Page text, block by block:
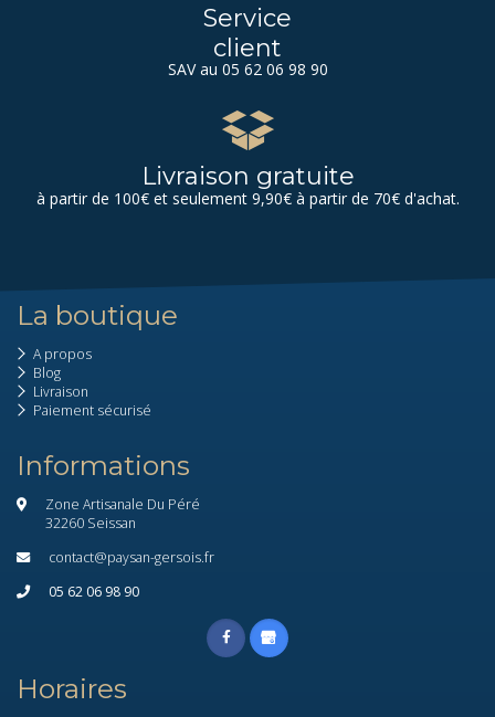
Service
client
SAV au 05 62 06 98 90
Livraison gratuite
à partir de 100€ et seulement 9,90€ à partir de 70€ d'achat.
La boutique
A propos
Blog
Livraison
Paiement sécurisé
Informations
Zone Artisanale Du Péré
32260 Seissan
contact@paysan-gersois.fr
05 62 06 98 90
Horaires